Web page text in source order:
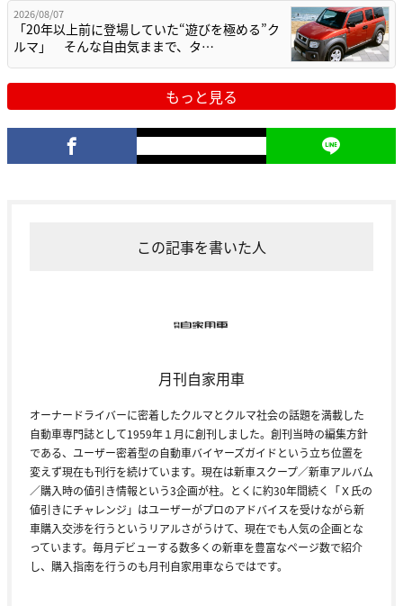
2026/08/07
「20年以上前に登場していた“遊びを極める”ク
ルマ」 そんな自由気ままで、タ…
もっと見る
この記事を書いた人
月刊自家用車
オーナードライバーに密着したクルマとクルマ社会の話題を満載した
自動車専門誌として1959年１月に創刊しました。創刊当時の編集方針
である、ユーザー密着型の自動車バイヤーズガイドという立ち位置を
変えず現在も刊行を続けています。現在は新車スクープ／新車アルバム
／購入時の値引き情報という3企画が柱。とくに約30年間続く「Ｘ氏の
値引きにチャレンジ」はユーザーがプロのアドバイスを受けながら新
車購入交渉を行うというリアルさがうけて、現在でも人気の企画とな
っています。毎月デビューする数多くの新車を豊富なページ数で紹介
し、購入指南を行うのも月刊自家用車ならではです。